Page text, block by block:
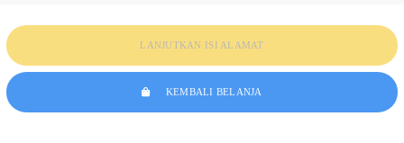
LANJUTKAN ISI ALAMAT
KEMBALI BELANJA